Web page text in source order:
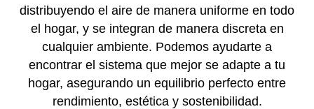
distribuyendo el aire de manera uniforme en todo
el hogar, y se integran de manera discreta en
cualquier ambiente. Podemos ayudarte a
encontrar el sistema que mejor se adapte a tu
hogar, asegurando un equilibrio perfecto entre
rendimiento, estética y sostenibilidad.